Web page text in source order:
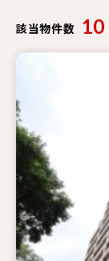
該当物件数 10